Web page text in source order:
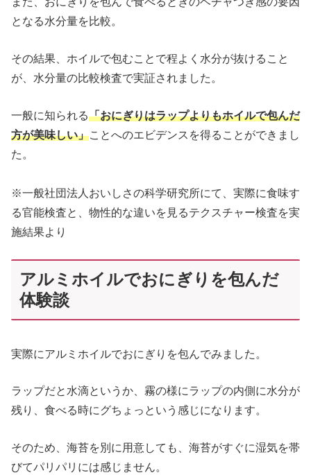
となる水分量を比較。
その結果、ホイルで包むことで程よく水分が抜けること
が、水分量の比較検査で実証されました。
一般に知られる「おにぎりはラップよりもホイルで包んだ
方が美味しい」ことへのエビデンスを得ることができまし
た。
※一般社団法人おいしさの科学研究所にて、実際に食味す
る官能検査と、物性的な違いを見るテクスチャー検査を実
施結果より
アルミホイルでおにぎりを包んだ
体験談
実際にアルミホイルでおにぎりを包んでみました。
ラップだと水滴というか、霧の様にラップの内側に水分が
残り、食べる時にグちょっという感じになります。
そのため、海苔を別に用意しても、海苔がすぐに湿気を帯
びてパリパリには感じません。